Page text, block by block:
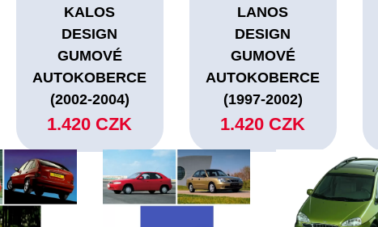
KALOS
DESIGN
GUMOVÉ
AUTOKOBERCE
(2002-2004)
1.420 CZK
LANOS
DESIGN
GUMOVÉ
AUTOKOBERCE
(1997-2002)
1.420 CZK